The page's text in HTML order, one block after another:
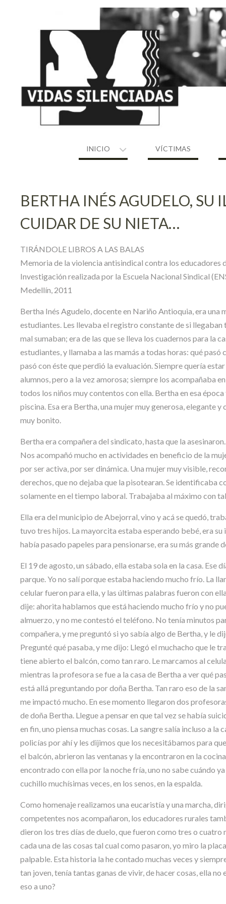
INICIO VÍCTIMAS
BERTHA INÉS AGUDELO, SU
CUIDAR DE SU NIETA…
TIRÁNDOLE LIBROS A LAS BALAS
Memoria de la violencia antisindical contra los educadores
Investigación realizada por la Escuela Nacional Sindical
Medellín, 2011
Bertha Inés Agudelo, docente en Nariño Antioquia, era una
estudiantes. Les llevaba el registro constante de si llegaban
mal sumaban; era de las que se lleva los cuadernos para la
estudiantes, y llamaba a las mamás a todas horas: qué
pasó con éste que perdió la evaluación. Siempre quería
alumnos, pero a la vez amorosa; siempre los acompañaba
todos los niños muy contentos con ella. Bertha en esa
piscina. Esa era Bertha, una mujer muy generosa, elegante
muy bonito.
Bertha era compañera del sindicato, hasta que la
Nos acompañó mucho en actividades en beneficio de la
por ser activa, por ser dinámica. Una mujer muy visible,
derechos, que no dejaba que la pisotearan. Se identificaba
solamente en el tiempo laboral. Trabajaba al máximo con
Ella era del municipio de Abejorral, vino y acá se quedó,
tuvo tres hijos. La mayorcita estaba esperando bebé, era
había pasado papeles para pensionarse, era su más grande
El 19 de agosto, un sábado, ella estaba sola en la casa. Ese
parque. Yo no salí porque estaba haciendo mucho frío. La
celular fueron para ella, y las últimas palabras fueron con
dije: ahorita hablamos que está haciendo mucho frío y no
almuerzo, y no me contestó el teléfono. No tenía minutos
compañera, y me preguntó si yo sabía algo de Bertha, y le
Pregunté qué pasaba, y me dijo: Llegó el muchacho que le
tiene abierto el balcón, como tan raro. Le marcamos al
mientras la profesora se fue a la casa de Bertha a ver qué
está allá preguntando por doña Bertha. Tan raro eso de la
me impactó mucho. En ese momento llegaron dos
de doña Bertha. Llegue a pensar en que tal vez se había
en fin, uno piensa muchas cosas. La sangre salía incluso a
policías por ahí y les dijimos que los necesitábamos para
el balcón, abrieron las ventanas y la encontraron en la
encontrado con ella por la noche fría, uno no sabe cuándo
cuchillo muchísimas veces, en los senos, en la espalda.
Como homenaje realizamos una eucaristía y una marcha,
competentes nos acompañaron, los educadores rurales
dieron los tres días de duelo, que fueron como tres o
cada una de las cosas tal cual como pasaron, yo miro la
palpable. Esta historia la he contado muchas veces y
tan joven, tenía tantas ganas de vivir, de hacer cosas, ella
eso a uno?